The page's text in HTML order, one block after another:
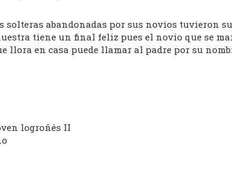
solteras abandonadas por sus novios tuvieron
tiene un final feliz pues el novio que se
llora en casa puede llamar al padre por su
logroñés II